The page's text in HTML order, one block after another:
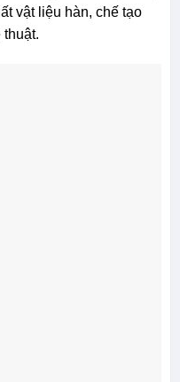
vật liệu hàn, chế tạo
thuật.